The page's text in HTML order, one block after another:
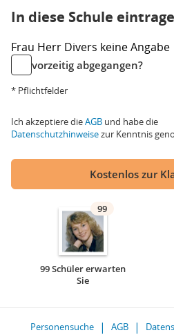
In diese Schule
Frau Herr Divers keine Angabe
vorzeitig abgegangen?
* Pflichtfelder
Ich akzeptiere dieAGB und habe die
Datenschutzhinweisezur Kenntnis
Kostenlos zur
99
99 Schüler erwarten
Sie
Personensuche AGB